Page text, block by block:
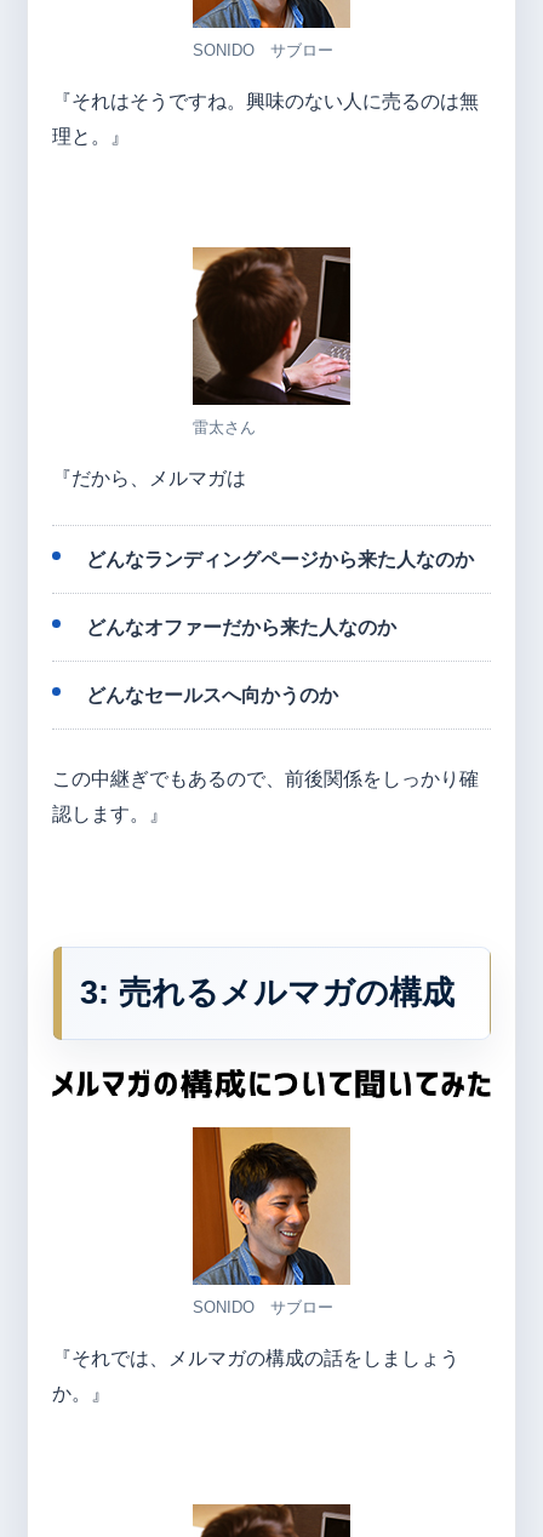
SONIDO サブロー
『それはそうですね。興味のない人に売るのは無
理と。』
雷太さん
『だから、メルマガは
どんなランディングページから来た人なのか
どんなオファーだから来た人なのか
どんなセールスへ向かうのか
この中継ぎでもあるので、前後関係をしっかり確
認します。』
3: 売れるメルマガの構成
SONIDO サブロー
『それでは、メルマガの構成の話をしましょう
か。』